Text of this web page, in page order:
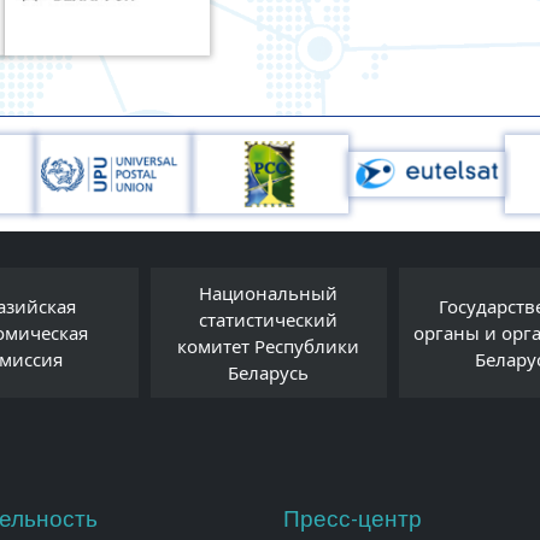
статистический
комитет Республики
Государственные
органы и организации
Беларуси
Пресс-центр